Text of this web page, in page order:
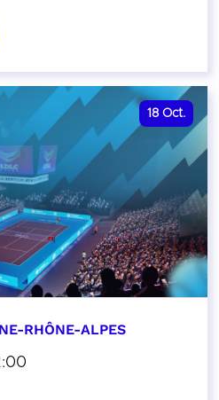
18 Oct.
RHÔNE-ALPES